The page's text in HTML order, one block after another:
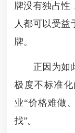
牌没有独占
人都可以受益
牌。
正因为如
极度不标准
业“价格难做
找”。